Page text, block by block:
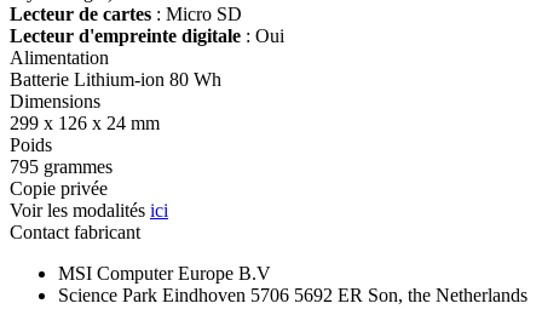
Lecteur de cartes : Micro SD
Lecteur d'empreinte digitale : Oui
Alimentation
Batterie Lithium-ion 80 Wh
Dimensions
299 x 126 x 24 mm
Poids
795 grammes
Copie privée
Voir les modalités ici
Contact fabricant
MSI Computer Europe B.V
Science Park Eindhoven 5706 5692 ER Son, the Netherlands